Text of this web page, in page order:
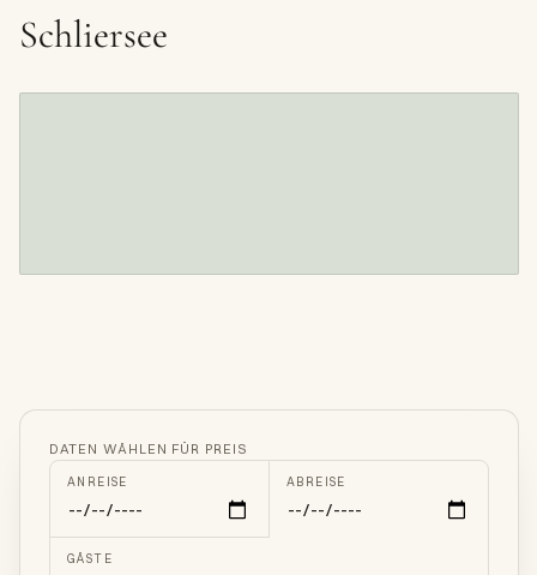
Schliersee
DATEN WÄHLEN FÜR PREIS
ANREISE ABREISE
GÄSTE